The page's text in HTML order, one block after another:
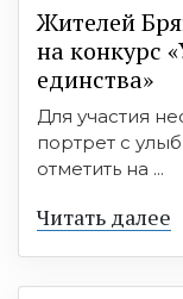
Жителей
на конкурс
единства»
Для участия
портрет с
отметить на ...
Читать далее